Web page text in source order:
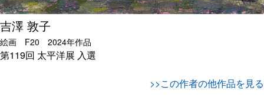
吉澤 敦子
絵画 F20 2024年作品
第119回 太平洋展 入選
>>この作者の他作品を見る